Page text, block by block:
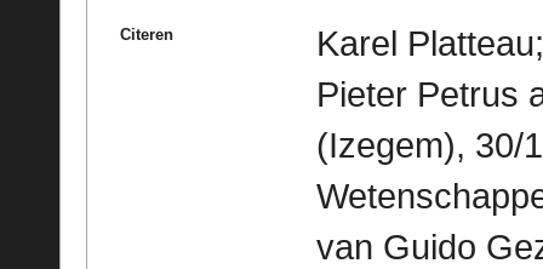
Citeren
Karel
Pieter Petrus
(Izegem), 30/
van Guido